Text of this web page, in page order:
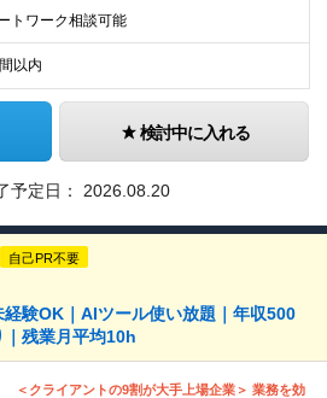
トワーク相談可能
以内
検討中に入れる
予定日： 2026.08.20
自己PR不要
験OK｜AIツール使い放題｜年収500
残業月平均10h
＜クライアントの9割が大手上場企業＞ 業務を効